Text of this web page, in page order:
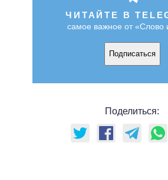
ЧИТАЙТЕ В
самое важное от «Слово
Подписаться
Поделиться: